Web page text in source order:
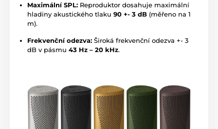
Maximální SPL: Reproduktor dosahuje maximální
hladiny akustického tlaku 90 +- 3 dB (měřeno na 1
m).
Frekvenční odezva: Široká frekvenční odezva +- 3
dB v pásmu 43 Hz – 20 kHz.